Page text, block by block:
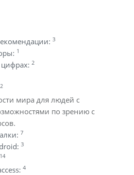
3
1
2
2
мира для людей с
по зрению с
7
3
14
4